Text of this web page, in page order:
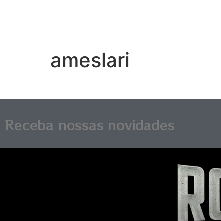
ameslari
Receba nossas novidades